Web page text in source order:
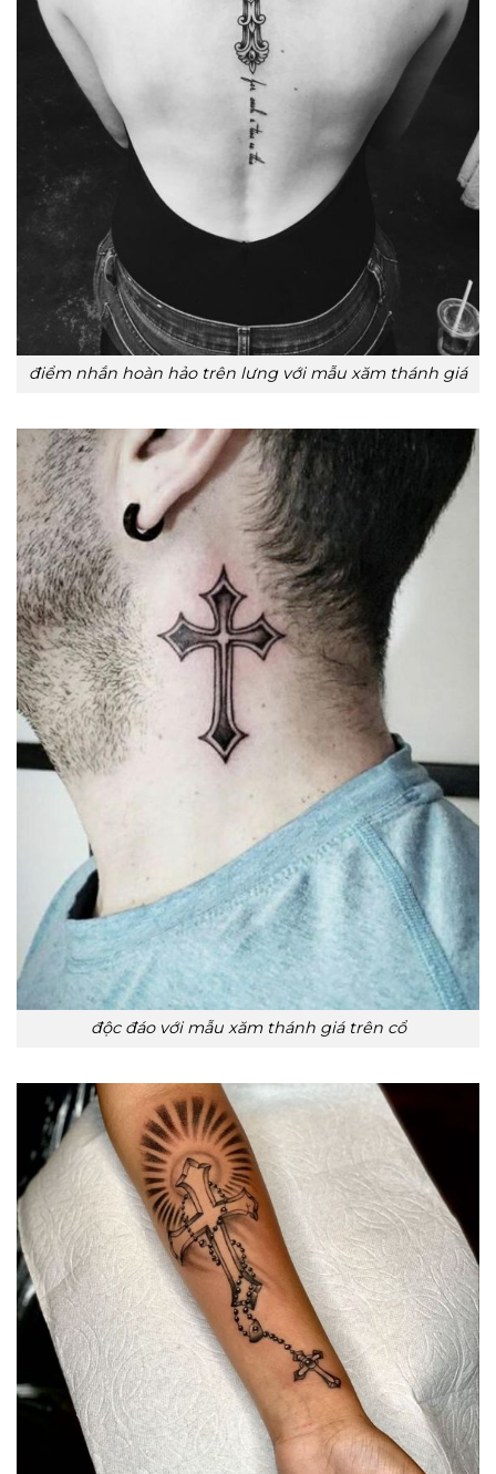
điểm nhắn hoàn hảo trên lưng với mẫu xăm thánh giá
độc đáo với mẫu xăm thánh giá trên cổ